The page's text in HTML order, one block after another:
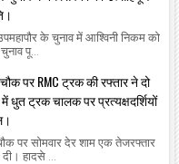
के चुनाव में आश्विनी निकम को
पू...
पर RMC ट्रक की रफ्तार ने दो
धुत ट्रक चालक पर प्रत्यक्षदर्शियों
पर सोमवार देर शाम एक तेजरफ्तार
हादसे ...